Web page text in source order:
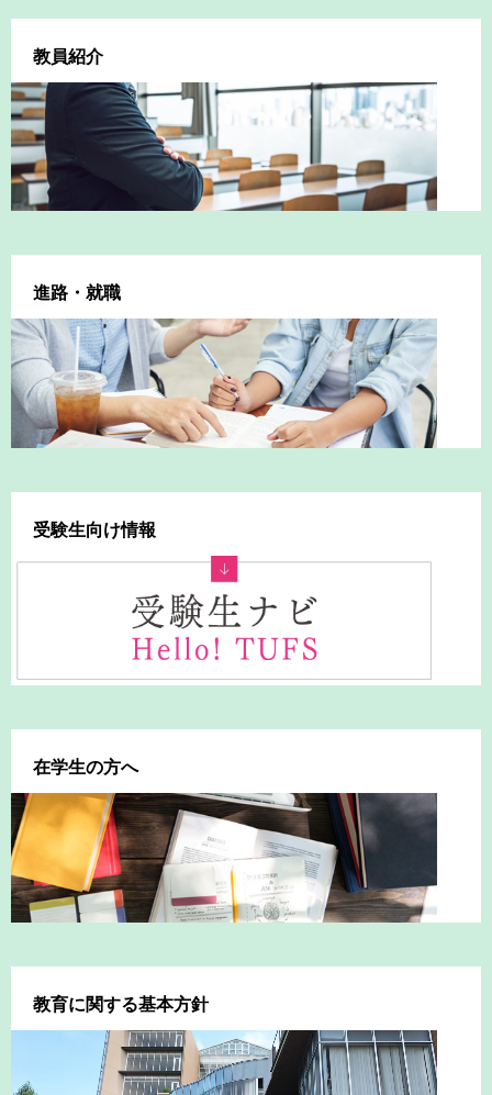
教員紹介
進路・就職
受験生向け情報
在学生の方へ
教育に関する基本方針